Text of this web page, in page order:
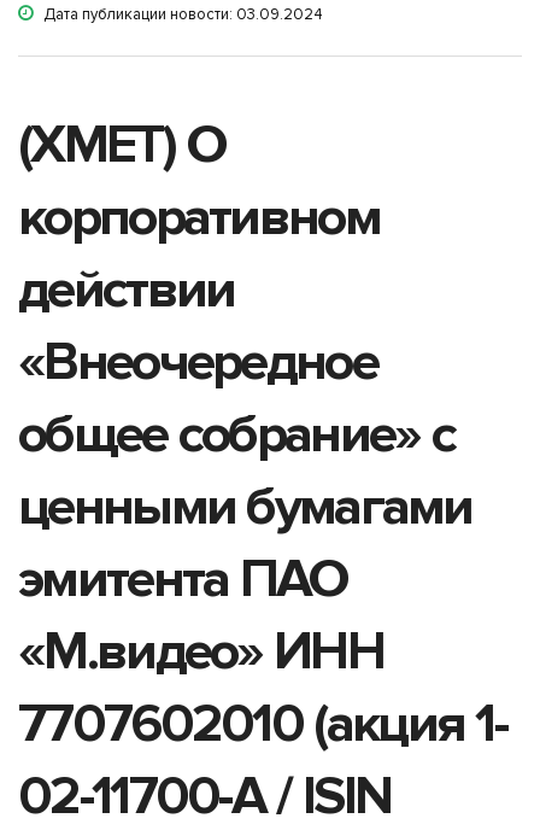
Дата публикации новости: 03.09.2024
(XMET) О
корпоративном
действии
«Внеочередное
общее собрание» с
ценными бумагами
эмитента ПАО
«М.видео» ИНН
7707602010 (акция 1-
02-11700-A / ISIN